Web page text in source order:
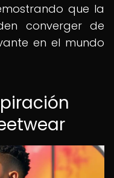
que la
converger de
en el mundo